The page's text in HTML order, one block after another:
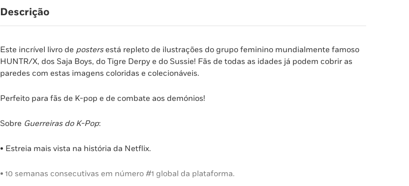
Descrição
Este incrível livro de posters está repleto de ilustrações do grupo feminino mundialmente famoso
HUNTR/X, dos Saja Boys, do Tigre Derpy e do Sussie! Fãs de todas as idades já podem cobrir as
paredes com estas imagens coloridas e colecionáveis.
Perfeito para fãs de K-pop e de combate aos demónios!
Sobre Guerreiras do K-Pop:
• Estreia mais vista na história da Netflix.
• 10 semanas consecutivas em número #1 global da plataforma.